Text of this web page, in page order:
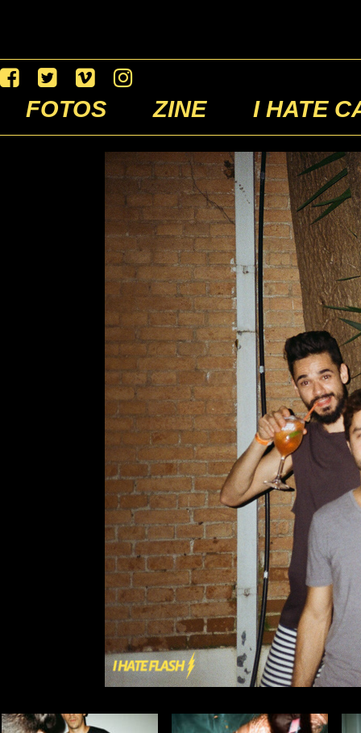
FOTOS ZINE I HATE